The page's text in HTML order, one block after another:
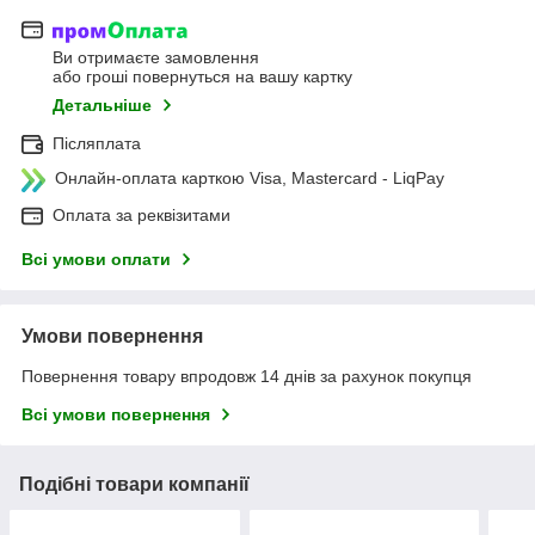
Ви отримаєте замовлення
або гроші повернуться на вашу картку
Детальніше
Післяплата
Онлайн-оплата карткою Visa, Mastercard - LiqPay
Оплата за реквізитами
Всі умови оплати
Умови повернення
Повернення товару впродовж 14 днів за рахунок покупця
Всі умови повернення
Подібні товари компанії